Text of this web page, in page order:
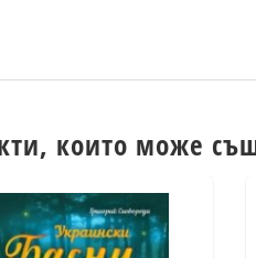
които може